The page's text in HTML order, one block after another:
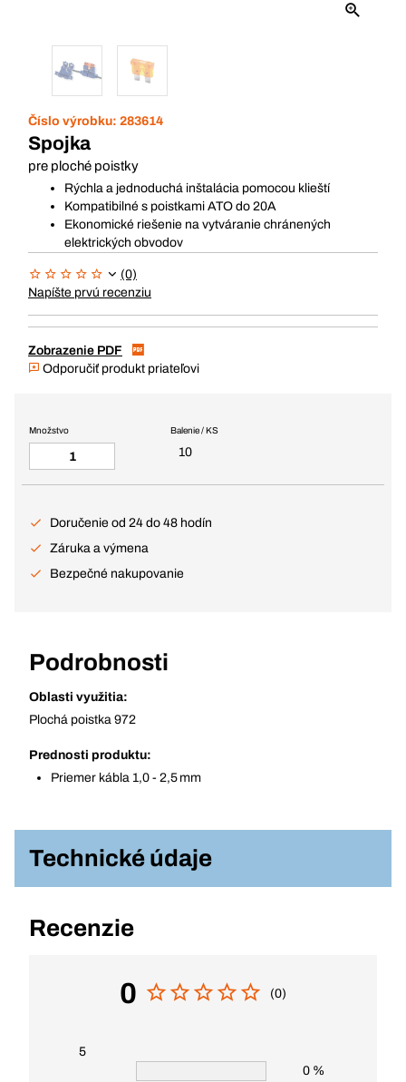
Číslo výrobku: 283614
Spojka
pre ploché poistky
Rýchla a jednoduchá inštalácia pomocou klieští
Kompatibilné s poistkami ATO do 20A
Ekonomické riešenie na vytváranie chránených
elektrických obvodov
(0)
Napíšte prvú recenziu
Zobrazenie PDF
Odporučiť produkt priateľovi
Balenie / KS
10
Množstvo
Doručenie od 24 do 48 hodín
Záruka a výmena
Bezpečné nakupovanie
Podrobnosti
Oblasti využitia:
Plochá poistka 972
Prednosti produktu:
Priemer kábla 1,0 - 2,5 mm
Technické údaje
Recenzie
0 (0)
5
0 %